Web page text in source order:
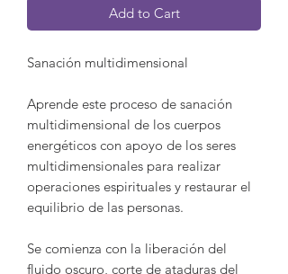
Add to Cart
Sanación multidimensional
Aprende este proceso de sanación
multidimensional de los cuerpos
energéticos con apoyo de los seres
multidimensionales para realizar
operaciones espirituales y restaurar el
equilibrio de las personas.
Se comienza con la liberación del
fluido oscuro, corte de ataduras del